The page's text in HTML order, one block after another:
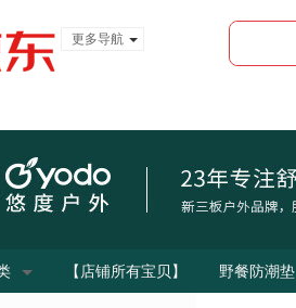
更多导航
【店铺所有宝贝】 野餐防潮垫